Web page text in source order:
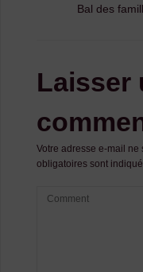
Bal des
Laisser
Votre adresse e-mail ne
obligatoires sont